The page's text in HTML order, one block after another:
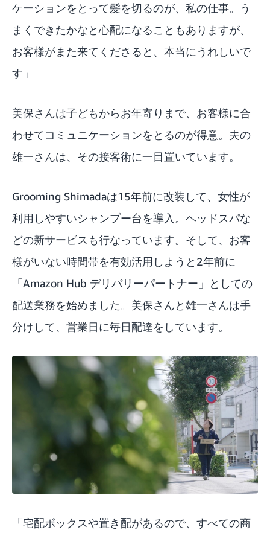
ケーションをとって髪を切るのが、私の仕事。う
まくできたかなと心配になることもありますが、
お客様がまた来てくださると、本当にうれしいで
す」
美保さんは子どもからお年寄りまで、お客様に合
わせてコミュニケーションをとるのが得意。夫の
雄一さんは、その接客術に一目置いています。
Grooming Shimadaは15年前に改装して、女性が
利用しやすいシャンプー台を導入。ヘッドスパな
どの新サービスも行なっています。そして、お客
様がいない時間帯を有効活用しようと2年前に
「Amazon Hub デリバリーパートナー」としての
配送業務を始めました。美保さんと雄一さんは手
分けして、営業日に毎日配達をしています。
「宅配ボックスや置き配があるので、すべての商